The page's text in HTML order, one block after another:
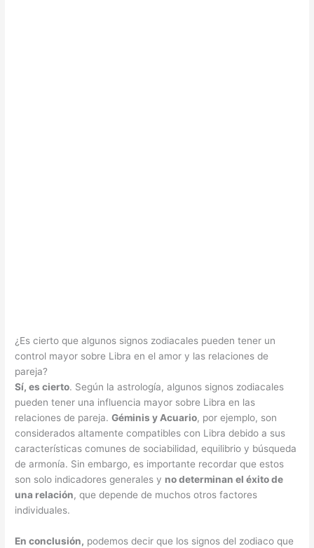
¿Es cierto que algunos signos zodiacales pueden tener un
control mayor sobre Libra en el amor y las relaciones de
pareja?
Sí, es cierto. Según la astrología, algunos signos zodiacales
pueden tener una influencia mayor sobre Libra en las
relaciones de pareja.Géminis y Acuario, por ejemplo, son
considerados altamente compatibles con Libra debido a sus
características comunes de sociabilidad, equilibrio y búsqueda
de armonía. Sin embargo, es importante recordar que estos
son solo indicadores generales y no determinan el éxito de
una relación, que depende de muchos otros factores
individuales.
En conclusión, podemos decir que los signos del zodiaco que